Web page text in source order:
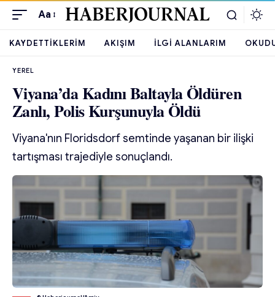
Aa
KAYDETTIKLERIM AKIŞIM İLGI ALANLARIM
YEREL
Viyana’da Kadını Baltayla Öldüren
Zanlı, Polis Kurşunuyla Öldü
Viyana'nın Floridsdorf semtinde yaşanan bir ilişki
tartışması trajediyle sonuçlandı.